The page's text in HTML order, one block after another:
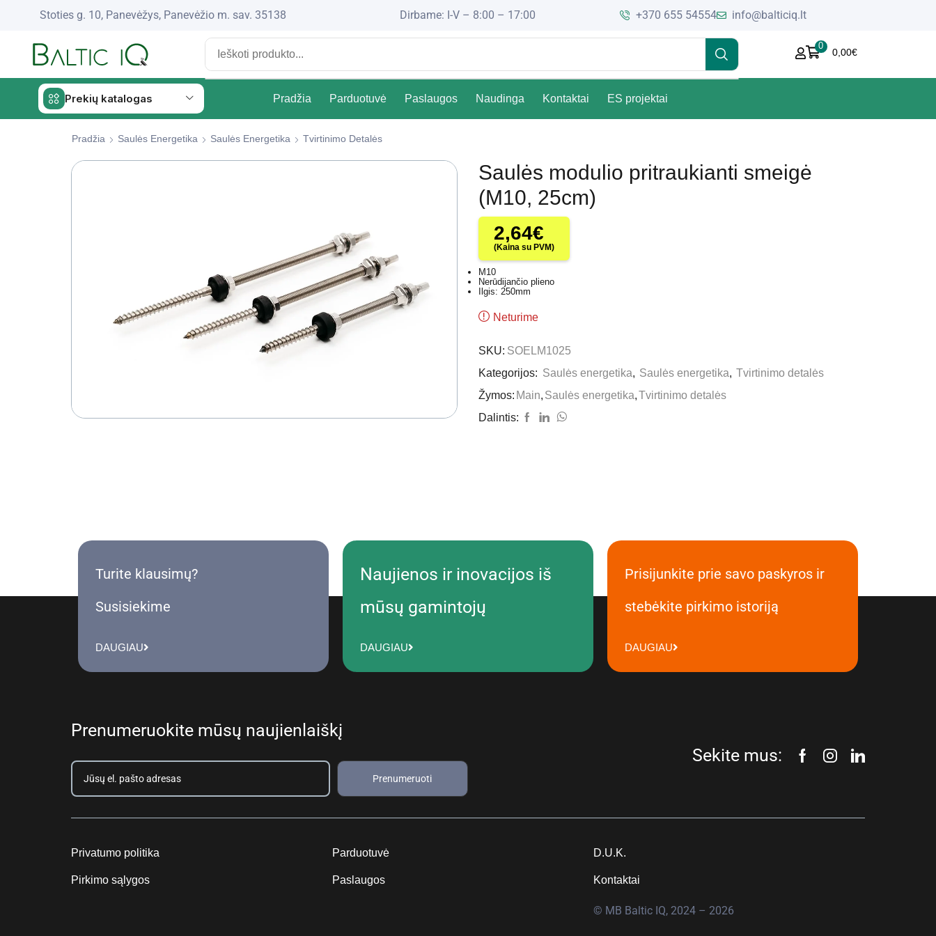
Stoties g. 10, Panevėžys, Panevėžio m. sav. 35138 Dirbame: I-V – 8:00 – 17:00 +370 655 54554 info@balticiq.lt
0
0,00€
Prekių katalogas Pradžia Parduotuvė Paslaugos Naudinga Kontaktai ES projektai
Pradžia Saulės Energetika Saulės Energetika Tvirtinimo Detalės
Saulės modulio pritraukianti smeigė
(M10, 25cm)
2,64€
(Kaina su PVM)
M10
Nerūdijančio plieno
Ilgis: 250mm
Neturime
SKU: SOELM1025
Kategorijos: Saulės energetika, Saulės energetika, Tvirtinimo detalės
Žymos: Main, Saulės energetika,Tvirtinimo detalės
Dalintis:
Turite klausimų?
Susisiekime
DAUGIAU
Naujienos ir inovacijos iš
mūsų gamintojų
DAUGIAU
Prisijunkite prie savo paskyros ir
stebėkite pirkimo istoriją
DAUGIAU
Prenumeruokite mūsų naujienlaiškį
Prenumeruoti
Sekite mus:
Privatumo politika
Pirkimo sąlygos
Parduotuvė
Paslaugos
D.U.K.
Kontaktai
© MB Baltic IQ, 2024 – 2026